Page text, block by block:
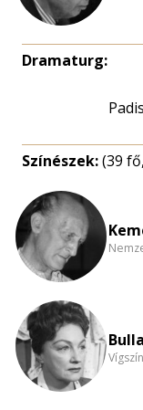
Dramaturg:
Színészek:(39